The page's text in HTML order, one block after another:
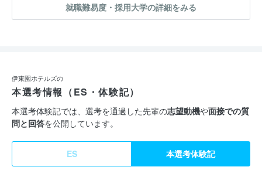
そしてより豪華に、お客様を癒し楽しませる「おもてなし」と
いております。
◆新たな仲間を大募集！
…………………………………
私たちはこれからも、お客様だけでなく私たち自身もワクワク・
ドキドキできるようなサービスとおもてなしを提供していきま
就職難易度・採用大学の詳細をみる
伊東園ホテルズの
本選考情報（ES・体験記）
本選考体験記では、選考を通過した先輩の志望動機や面接での質
問と回答を公開しています。
ES 本選考体験記